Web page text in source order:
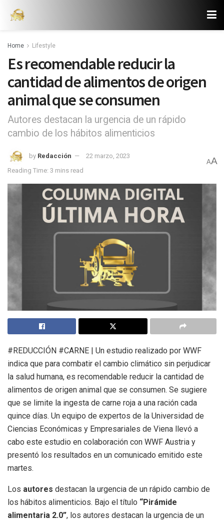
Home Lifestyle
Es recomendable reducir la
cantidad de alimentos de origen
animal que se consumen
Autores destacan la urgencia de un rápido
cambio de los hábitos alimenticios
by Redacción
22 marzo, 2023
Reading Time: 3 mins read
AA
#REDUCCIÓN #CARNE | Un estudio realizado por WWF
indica que para combatir el cambio climático sin perjudicar
la salud humana, es recomendable reducir la cantidad de
alimentos de origen animal que se consumen. Se sugiere
que se limite la ingesta de carne roja a una ración cada
quince días. Un equipo de expertos de la Universidad de
Ciencias Económicas y Empresariales de Viena llevó a
cabo este estudio en colaboración con WWF Austria y
presentó los resultados en un comunicado emitido este
martes.
Los autores destacan la urgencia de un rápido cambio de
los hábitos alimenticios. Bajo el título “Pirámide
alimentaria 2.0”, los autores destacan la urgencia de un